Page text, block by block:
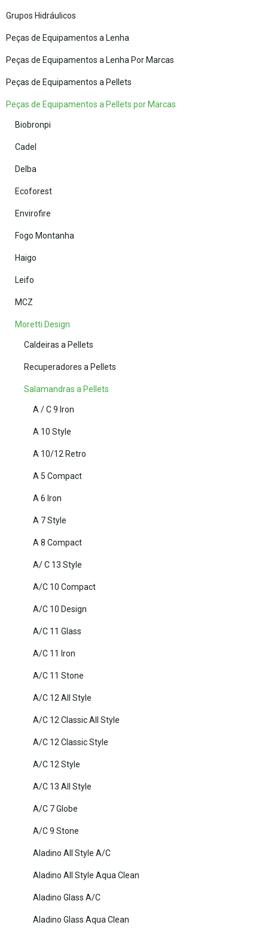
Grupos Hidráulicos
Peças de Equipamentos a Lenha
Peças de Equipamentos a Lenha Por Marcas
Peças de Equipamentos a Pellets
Peças de Equipamentos a Pellets por Marcas
Biobronpi
Cadel
Delba
Ecoforest
Envirofire
Fogo Montanha
Haigo
Leifo
MCZ
Moretti Design
Caldeiras a Pellets
Recuperadores a Pellets
Salamandras a Pellets
A / C 9 Iron
A 10 Style
A 10/12 Retro
A 5 Compact
A 6 Iron
A 7 Style
A 8 Compact
A/ C 13 Style
A/C 10 Compact
A/C 10 Design
A/C 11 Glass
A/C 11 Iron
A/C 11 Stone
A/C 12 All Style
A/C 12 Classic All Style
A/C 12 Classic Style
A/C 12 Style
A/C 13 All Style
A/C 7 Globe
A/C 9 Stone
Aladino All Style A/C
Aladino All Style Aqua Clean
Aladino Glass A/C
Aladino Glass Aqua Clean